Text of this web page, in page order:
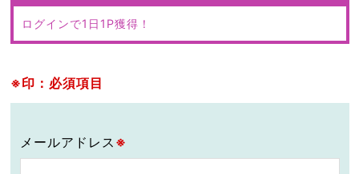
ログインで1日1P獲得！
※印：必須項目
メールアドレス ※